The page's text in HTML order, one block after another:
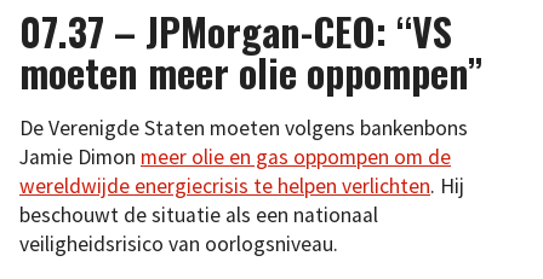
07.37 – JPMorgan-CEO: “VS
moeten meer olie oppompen”
De Verenigde Staten moeten volgens bankenbons
Jamie Dimon meer olie en gas oppompen om de
wereldwijde energiecrisis te helpen verlichten. Hij
beschouwt de situatie als een nationaal
veiligheidsrisico van oorlogsniveau.